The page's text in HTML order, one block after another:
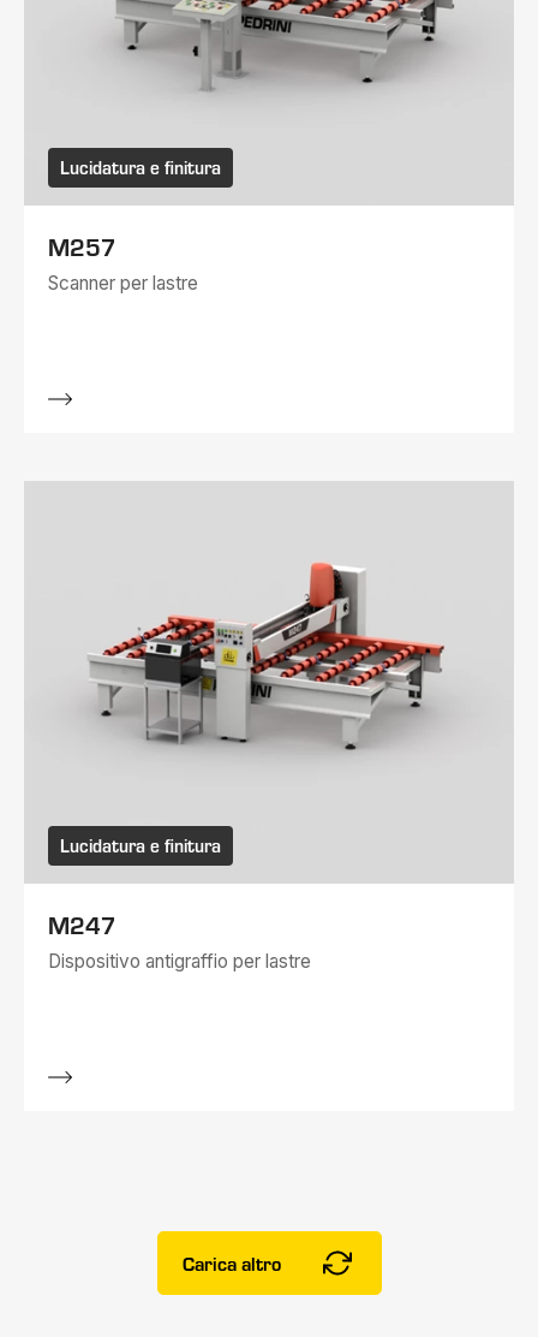
Lucidatura e finitura
M257
Scanner per lastre
Lucidatura e finitura
M247
Dispositivo antigraffio per lastre
Carica altro